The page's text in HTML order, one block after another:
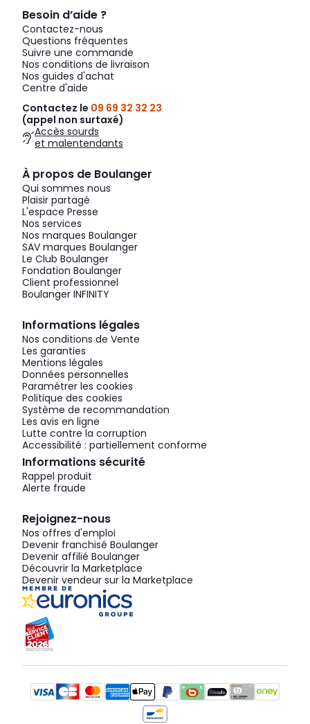
Besoin d’aide ?
Contactez-nous
Questions fréquentes
Suivre une commande
Nos conditions de livraison
Nos guides d'achat
Centre d'aide
Contactez le 09 69 32 32 23
(appel non surtaxé)
Accès sourds
et malentendants
À propos de Boulanger
Qui sommes nous
Plaisir partagé
L'espace Presse
Nos services
Nos marques Boulanger
SAV marques Boulanger
Le Club Boulanger
Fondation Boulanger
Client professionnel
Boulanger INFINITY
Informations légales
Nos conditions de Vente
Les garanties
Mentions légales
Données personnelles
Paramétrer les cookies
Politique des cookies
Système de recommandation
Les avis en ligne
Lutte contre la corruption
Accessibilité : partiellement conforme
Informations sécurité
Rappel produit
Alerte fraude
Rejoignez-nous
Nos offres d'emploi
Devenir franchisé Boulanger
Devenir affilié Boulanger
Découvrir la Marketplace
Devenir vendeur sur la Marketplace